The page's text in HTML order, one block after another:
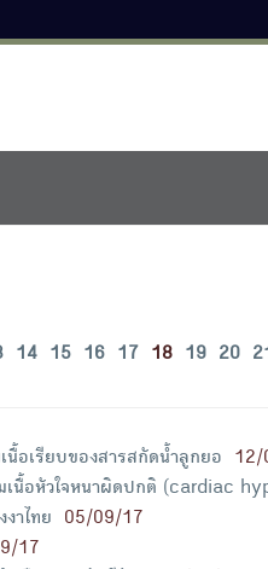
14 15 16 17 18 19 20
นื้อเรียบของสารสกัดน้ำลูกยอ
12/
เนื้อหัวใจหนาผิดปกติ (cardiac
าไทย
05/09/17
17